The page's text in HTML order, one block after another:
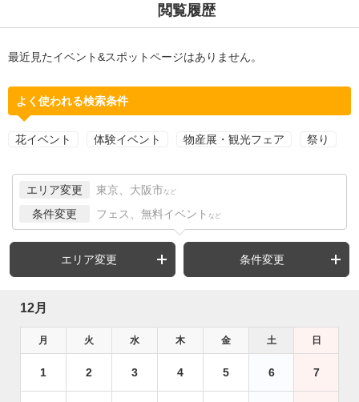
閲覧履歴
最近見たイベント&スポットページはありません。
よく使われる検索条件
花イベント 体験イベント 物産展・観光フェア 祭り
エリア変更 東京、大阪市 など
条件変更 フェス、無料イベント など
エリア変更 条件変更
12月
月 火 水 木 金 土 日
1 2 3 4 5 6 7